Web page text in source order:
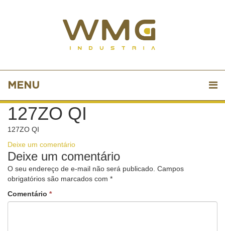
MENU
127ZO QI
127ZO QI
Deixe um comentário
Deixe um comentário
O seu endereço de e-mail não será publicado. Campos
obrigatórios são marcados com *
Comentário *